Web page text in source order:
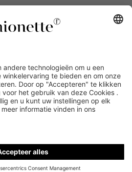
alle artikelen op de pagina
De voorwaarden zoals vastgelegd in
voorwaarden zijn van toepassing.
artikelen kunnen uitgesloten zijn.
Alle prijzen inclusief btw en zonder
die genoemd of gepresenteerd zijn,
producten op de site